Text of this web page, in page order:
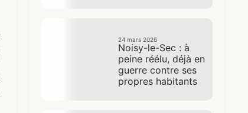
24 mars 2026
Noisy-le-Sec : à
peine réélu, déjà en
guerre contre ses
propres habitants